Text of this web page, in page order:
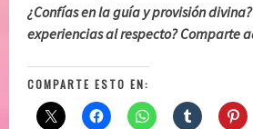
¿Confías en la guía y provisión
experiencias al respecto? Comparte
COMPARTE ESTO EN: